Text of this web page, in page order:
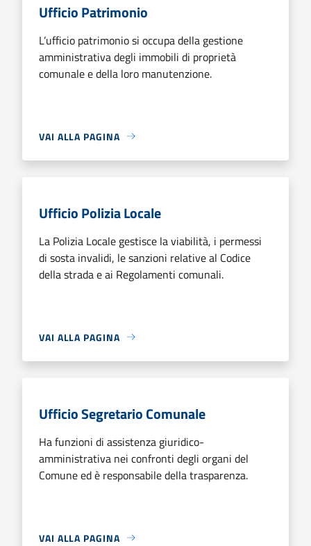
Ufficio Patrimonio
L’ufficio patrimonio si occupa della gestione
amministrativa degli immobili di proprietà
comunale e della loro manutenzione.
VAI ALLA PAGINA
Ufficio Polizia Locale
La Polizia Locale gestisce la viabilità, i permessi
di sosta invalidi, le sanzioni relative al Codice
della strada e ai Regolamenti comunali.
VAI ALLA PAGINA
Ufficio Segretario Comunale
Ha funzioni di assistenza giuridico-
amministrativa nei confronti degli organi del
Comune ed è responsabile della trasparenza.
VAI ALLA PAGINA